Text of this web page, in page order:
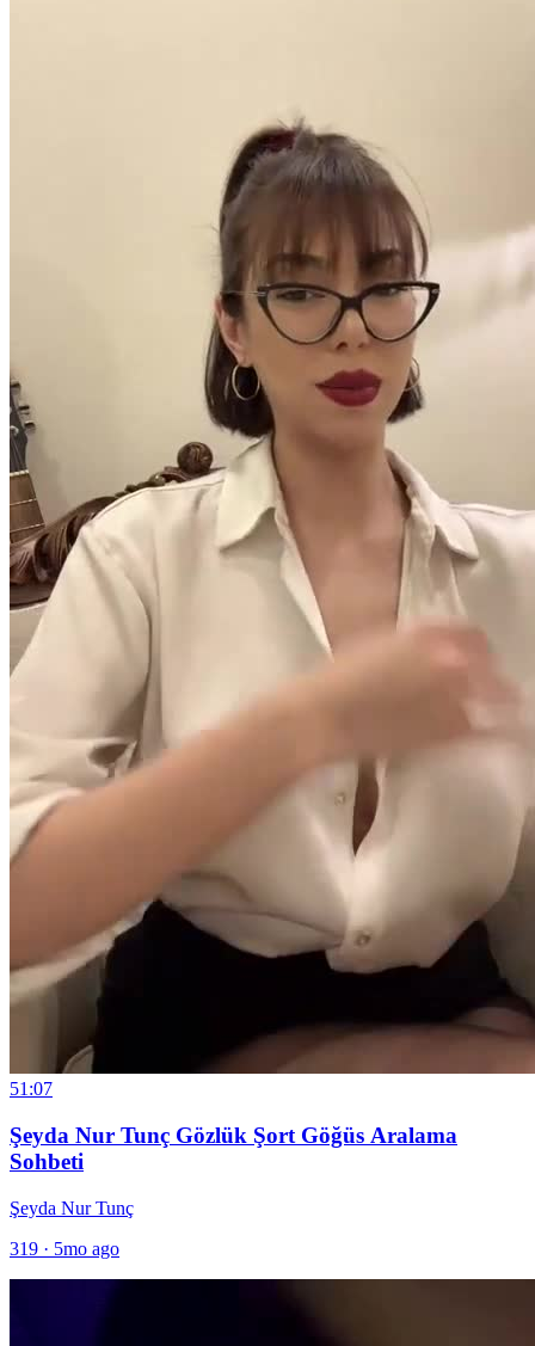
51:07
Şeyda Nur Tunç Gözlük Şort Göğüs Aralama
Sohbeti
Şeyda Nur Tunç
319 · 5mo ago